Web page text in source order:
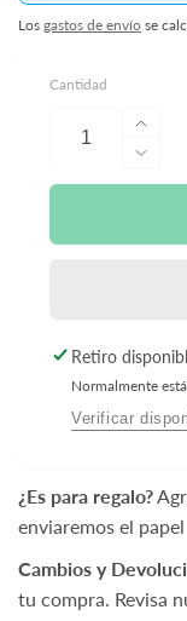
Los gastos de envío se
Cantidad
para
Retiro
Normalmente
Verificar
¿Es para regalo?
enviaremos el papel
Cambios y
tu compra. Revisa